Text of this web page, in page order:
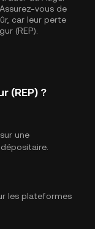
vous de
car leur perte
(REP).
(REP) ?
une
les plateformes